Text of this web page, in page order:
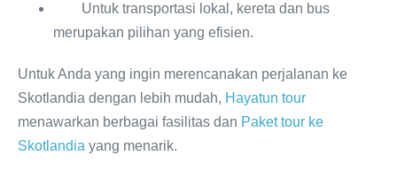
Untuk transportasi lokal, kereta dan bus
merupakan pilihan yang efisien.
Untuk Anda yang ingin merencanakan perjalanan ke
Skotlandia dengan lebih mudah, Hayatun tour
menawarkan berbagai fasilitas dan Paket tour ke
Skotlandia yang menarik.